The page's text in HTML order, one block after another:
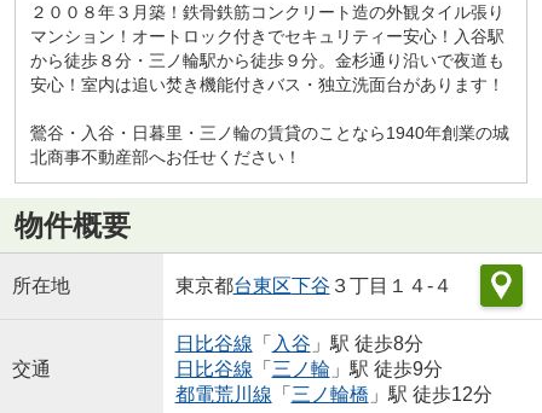
２００８年３月築！鉄骨鉄筋コンクリート造の外観タイル張り
マンション！オートロック付きでセキュリティー安心！入谷駅
から徒歩８分・三ノ輪駅から徒歩９分。金杉通り沿いで夜道も
安心！室内は追い焚き機能付きバス・独立洗面台があります！
鶯谷・入谷・日暮里・三ノ輪の賃貸のことなら1940年創業の城
北商事不動産部へお任せください！
物件概要
所在地 東京都台東区下谷 ３丁目１４-４
交通
日比谷線 「 入谷 」駅 徒歩8分
日比谷線 「 三ノ輪」駅 徒歩9分
都電荒川線 「 三ノ輪橋 」駅 徒歩12分